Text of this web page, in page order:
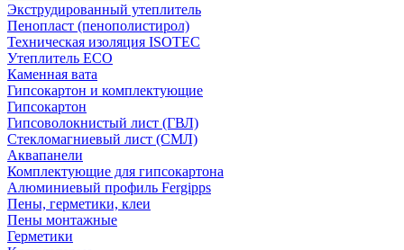
Экструдированный утеплитель
Пенопласт (пенополистирол)
Техническая изоляция ISOTEC
Утеплитель ECO
Каменная вата
Гипсокартон и комплектующие
Гипсокартон
Гипсоволокнистый лист (ГВЛ)
Стекломагниевый лист (СМЛ)
Аквапанели
Комплектующие для гипсокартона
Алюминиевый профиль Fergipps
Пены, герметики, клеи
Пены монтажные
Герметики